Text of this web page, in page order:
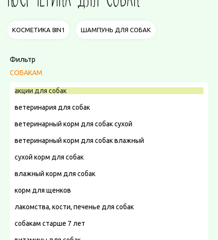
КОСМЕТИКА 8IN1 ШАМПУНЬ ДЛЯ СОБАК
Фильтр
СОБАКАМ
акции для собак
ветеринария для собак
ветеринарный корм для собак сухой
ветеринарный корм для собак влажный
сухой корм для собак
влажный корм для собак
корм для щенков
лакомства, кости, печенье для собак
собакам старше 7 лет